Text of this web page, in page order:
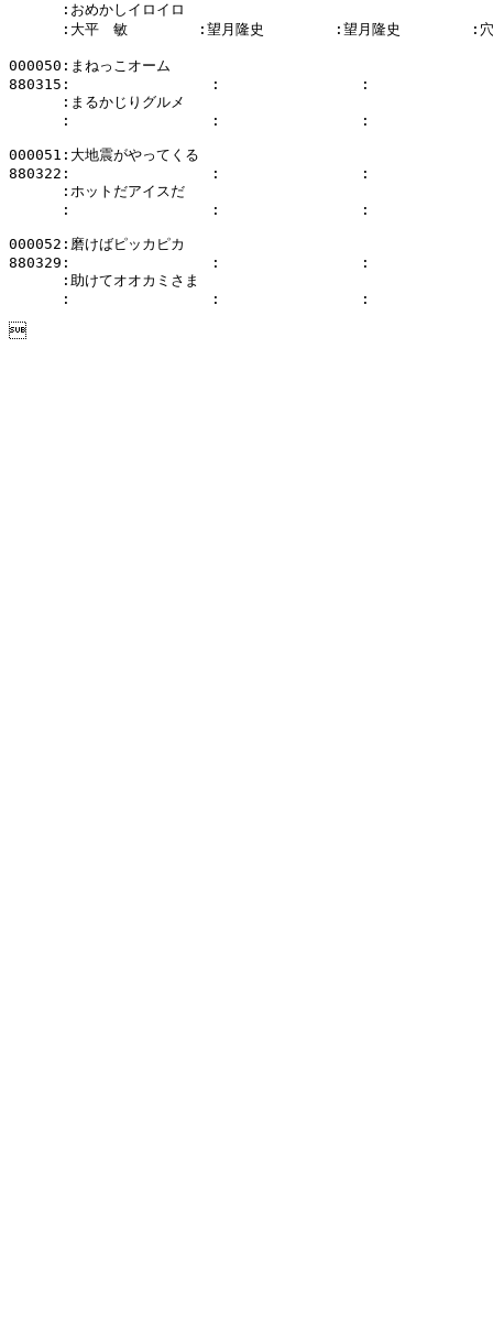
      :おめかしイロイロ
:大平　敏        :望月隆史        :望月隆史        :穴
000050:まねっこオーム
880315:                :                :
      :まるかじりグルメ
:                :                :
000051:大地震がやってくる
880322:                :                :
      :ホットだアイスだ
:                :                :
000052:磨けばピッカピカ
880329:                :                :
      :助けてオオカミさま
